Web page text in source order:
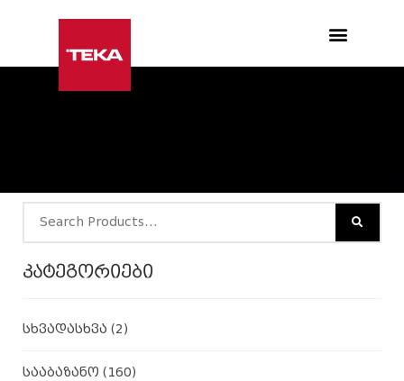
კატეგორიები
სხვადასხვა (2)
სააბაზანო (160)